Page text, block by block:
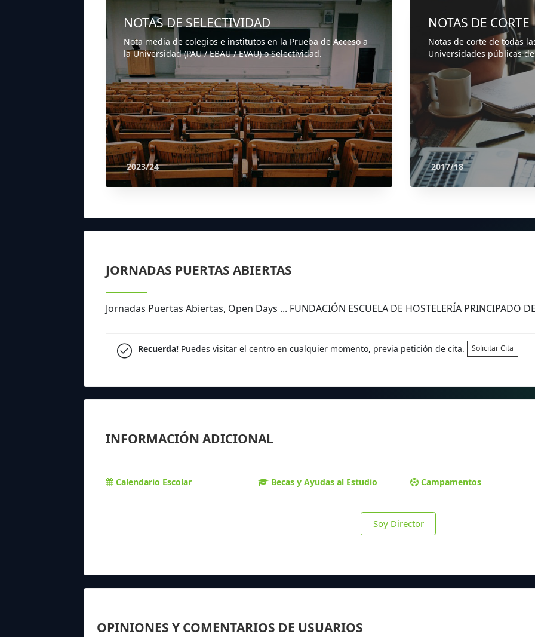
NOTAS DE SELECTIVIDAD
Nota media de colegios e institutos en la Prueba de Acceso a
la Universidad (PAU / EBAU / EVAU) o Selectividad.
2023/24
NOTAS DE CORTE
Notas de corte de todas
Universidades públicas
2017/18
JORNADAS PUERTAS ABIERTAS
Jornadas Puertas Abiertas, Open Days ... FUNDACIÓN ESCUELA DE HOSTELERÍA PRINCIPADO
Recuerda!Puedes visitar el centro en cualquier momento, previa petición de cita. Solicitar Cita
INFORMACIÓN ADICIONAL
Calendario Escolar Becas y Ayudas al Estudio Campamentos
Soy Director
OPINIONES Y COMENTARIOS DE USUARIOS